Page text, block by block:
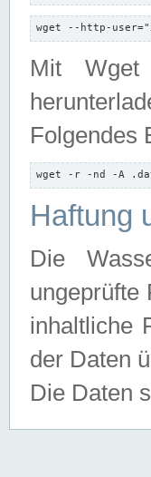
wget --http-
Mit Wget
Folgendes
wget -r -nd -A
Haftung
Die
ungeprüfte
inhaltliche
der Daten
Die Daten